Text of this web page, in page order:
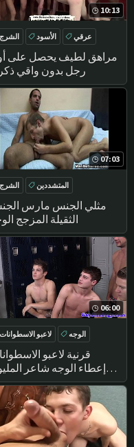
10:13
مراهق لطيف يحصل على
رجل بدون واقي
الشرج الأسود
عرقي
أمريكا
07:03
مثلي الجنس مارس
الثقيلة المزجج
الشرج
المتشددين
BUKKAKE
06:00
قرنية لاعبو
إعطاء الوجه شاعر
لاعبو الاسطوانات
الوجه
شاعر المليون
BUKKAKE